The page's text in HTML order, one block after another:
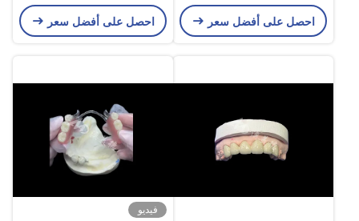
الممتاز ربط آمن
احصل على أفضل سعر
المثلى
احصل على أفضل سعر
فيديو